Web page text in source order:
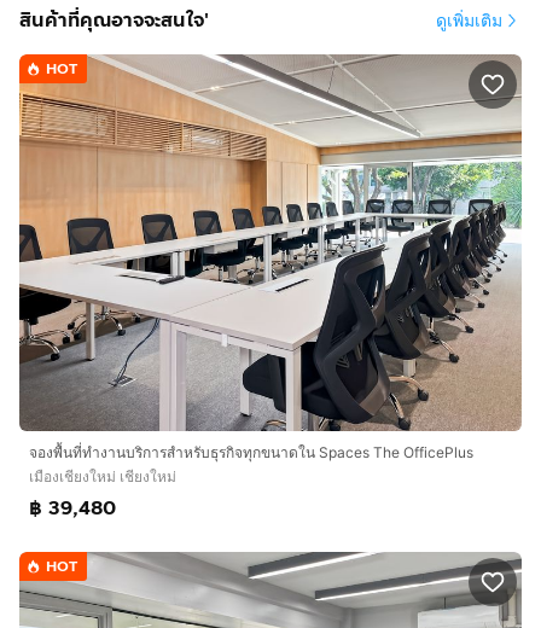
ตามที่คุณต้องการจากสำนักงานส่วนตัวที่กั้นด้วยกระจกหรือ
พื้นที่สำนักงานแบบเปิดที่มีหน้าต่างสูงจากพื้นจรดเพดาน นำ
เสนอแนวคิดในห้องประชุมระดับมืออาชีพพร้อมทิวทัศน์ที่
สวยงาม สิ่งอำนวยความสะดวก และผนังอิฐล้วนอันชาญ
ฉลาด เพลิดเพลินกับ WiFi ระดับธุรกิจและการสนับสนุนใน
สถานที่ รวมถึงพื้นที่พักผ่อนที่สะดวกสบายพร้อมห้องครัวทัน
สมัย มุ่งหน้าไปยังเมืองเก่าหลังเลิกงานซึ่งอยู่ห่างออกไปเพียง
5 กม. เพื่อไปเยี่ยมชมสถานที่ท่องเที่ยวและร้านอาหารชั้นดี
ร่วมกับเพื่อนร่วมงาน
สร้างและปรับแต่งสภาพแวดล้อมที่มีขนาดพอดีสำหรับ ทีมที่มี
4 คน ด้วยพื้นที่ออฟฟิศส่วนตัวใน Spaces The OfficePlus.
ออฟฟิศ กลาง ของเราพร้อมบริการครบวงจร เข้าใช้ได้ 24/7
และรวมการเข้าใช้โคเวิร์กกิ้งแบบไม่จำกัดใน business club
ของเราในช่วงเวลาทำการ และเพราะเราเข้าใจดีว่าธุรกิจ
สามารถเปลี่ยนแปลงได้อย่างรวดเร็ว เราจะไม่ขอให้คุณลง
นามในสัญญาที่ผูกมัด – เงื่อนไขสัญญาของเรายืดหยุ่นและ
ปรับให้เหมาะกับความต้องการเฉพาะของคุณ
ออฟฟิศส่วนตัว Spaces ประกอบด้วย:
• การเข้าใช้เครือข่ายทั่วโลกของเราซึ่งมีสถานที่หลายพัน
แห่งทั่วโลก
สินค้าที่คุณอาจจะสนใจ' ดูเพิ่มเติม
HOT
จองพื้นที่ทำงานบริการสำหรับธุรกิจทุกขนาดใน Spaces The OfficePlus
เมืองเชียงใหม่ เชียงใหม่
฿ 39,480
HOT